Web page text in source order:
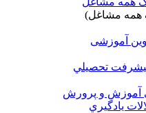
مشاغل)
آموزشی
تحصيلي
آموزش و پرورش
يادگيري